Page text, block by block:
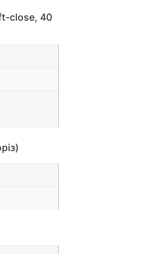
close, 40